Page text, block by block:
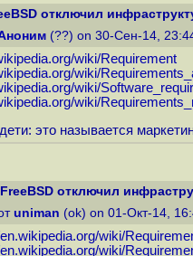
отключил
(??) on 30-Сен-14,
wiki/Requirement
wiki/
wiki/
wiki/
это называется
отключил
uniman (ok) on 01-Окт-14,
wiki/
wiki/